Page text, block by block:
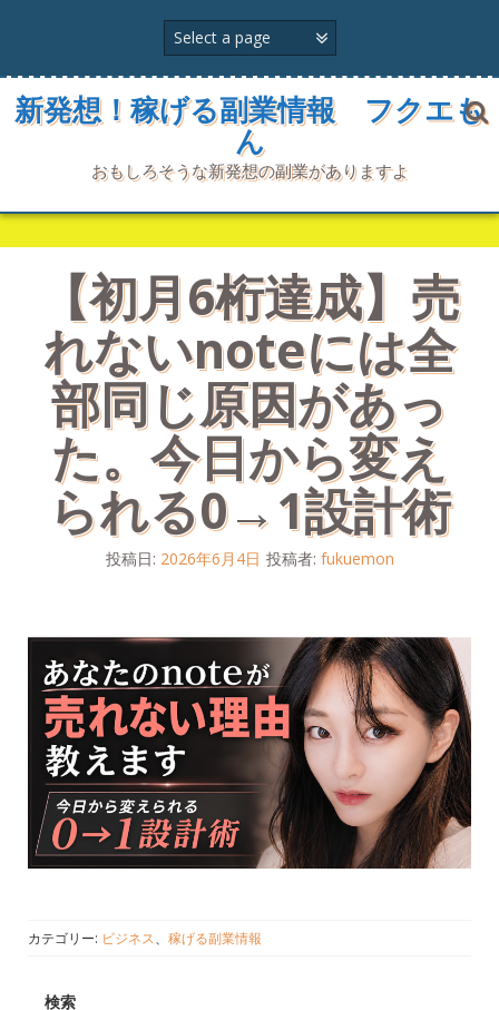
ン
プ
新発想！稼げる副業情報 フクエも
ん
おもしろそうな新発想の副業がありますよ
【初月6桁達成】売
れないnoteには全
部同じ原因があっ
た。今日から変え
られる0→1設計術
投稿日: 2026年6月4日 投稿者: fukuemon
カテゴリー: ビジネス、 稼げる副業情報
検索